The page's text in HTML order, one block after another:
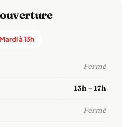
à 13h
Fermé
13h – 17h
Fermé